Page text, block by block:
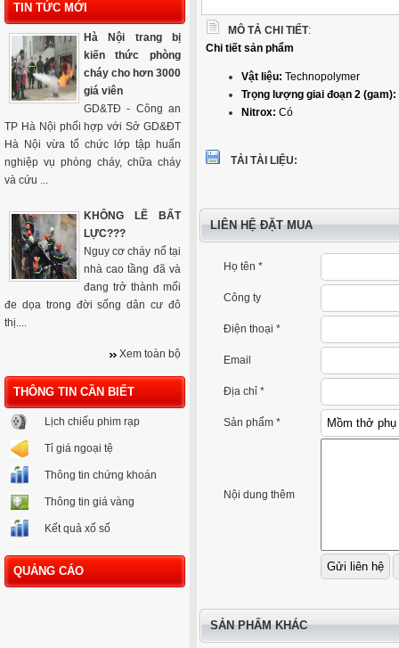
TIN TỨC MỚI
Hà Nội trang bị
kiến thức phòng
cháy cho hơn 3000
giá viên
GD&TĐ - Công an
TP Hà Nội phối hợp với Sở GD&ĐT
Hà Nội vừa tổ chức lớp tập huấn
nghiệp vụ phòng cháy, chữa cháy
và cứu ...
KHÔNG LẼ BẤT
LỰC???
Nguy cơ cháy nổ tại
nhà cao tầng đã và
đang trở thành mối
đe dọa trong đời sống dân cư đô
thị....
Xem toàn bộ
THÔNG TIN CẦN BIẾT
Lịch chiếu phim rạp
Tỉ giá ngoại tệ
Thông tin chứng khoán
Thông tin giá vàng
Kết quả xổ số
QUẢNG CÁO
MÔ TẢ CHI TIẾT:
Chi tiết sản phẩm
Vật liệu: Technopolymer
Trọng lượng giai đoạn 2 (gam):
Nitrox: Có
TẢI TÀI LIỆU:
LIÊN HỆ ĐẶT MUA
Họ tên *
Công ty
Điện thoại *
Email
Địa chỉ *
Sản phẩm *
Nội dung thêm
SẢN PHẨM KHÁC